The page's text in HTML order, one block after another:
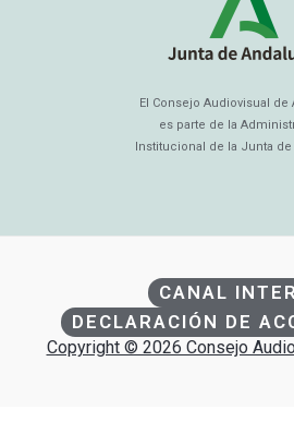
El Consejo Audiovisual de
es parte de la
Institucional de la Junta
CANAL
DECLARACIÓN DE
Copyright © 2026 Consejo